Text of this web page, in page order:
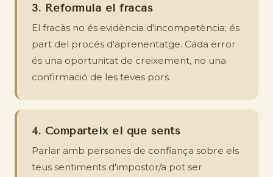
3. Reformula el fracàs
El fracàs no és evidència d'incompetència; és
part del procés d'aprenentatge. Cada error
és una oportunitat de creixement, no una
confirmació de les teves pors.
4. Comparteix el que sents
Parlar amb persones de confiança sobre els
teus sentiments d'impostor/a pot ser